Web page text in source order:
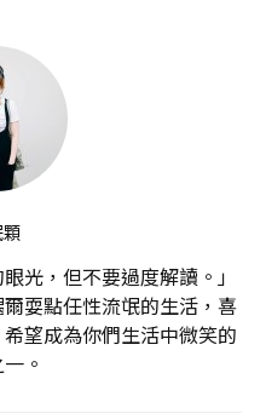
光，但不要過度解讀。」
耍點任性流氓的生活，喜
望成為你們生活中微笑的
。